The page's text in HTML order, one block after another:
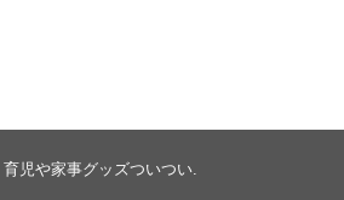
育児や家事グッズついつい.